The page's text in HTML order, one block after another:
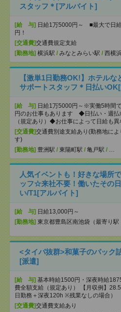
スタッフ＊[アルバイト]
[給 与] 日給1万5000円～ ■最大で日
円！
[交通費]交通費規定支給
[勤務地] 横浜駅 / みなとみらい駅 / 西横
【激単1日勤務OK!】ホテル
サポートスタッフ＊日払い
[給 与] 日給1万5000円～※実働5時間
円のお仕事もあります ◆日払い・週払
（規定あり）◆お仕事によって日給も異
[交通費]交通費別途支給あり(勤務地によ
す)
[勤務地] 豊洲駅 / 東陽町駅 / 亀戸駅 / …
人気イベントも！好きな場所
ッフ☆来社不要！働いたその
い/T1[アルバイト]
[給 与] 日給13,000円～
[勤務地] 東京都豊島区南池袋（最寄り駅
<タイパ抜群>和菓子のパック
[派遣]
[給 与] 基本時給1500円・深夜時給
費全額支給（規定あり） 【月収例】
日勤務＋深夜120h ※残業なしの場合）
[交通費]交通費支給あり